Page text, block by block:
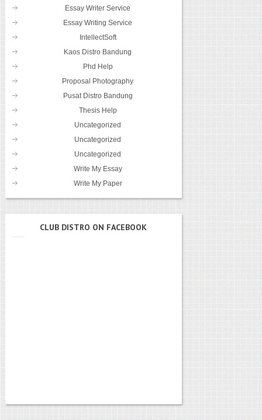
Essay Writer Service
Essay Writing Service
IntellectSoft
Kaos Distro Bandung
Phd Help
Proposal Photography
Pusat Distro Bandung
Thesis Help
Uncategorized
Uncategorized
Uncategorized
Write My Essay
Write My Paper
CLUB DISTRO ON FACEBOOK